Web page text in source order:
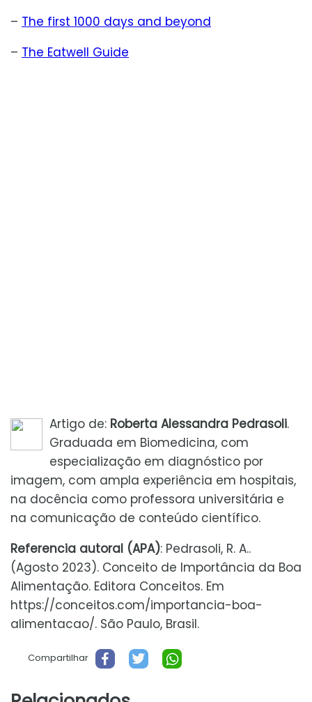
– The first 1000 days and beyond
– The Eatwell Guide
Artigo de: Roberta Alessandra Pedrasoli.
Graduada em Biomedicina, com
especialização em diagnóstico por
imagem, com ampla experiência em hospitais,
na docência como professora universitária e
na comunicação de conteúdo científico.
Referencia autoral (APA): Pedrasoli, R. A..
(Agosto 2023). Conceito de Importância da Boa
Alimentação. Editora Conceitos. Em
https://conceitos.com/importancia-boa-
alimentacao/. São Paulo, Brasil.
Compartilhar